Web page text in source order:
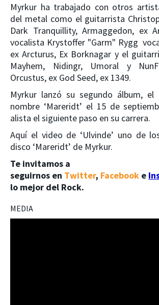
Myrkur ha trabajado con otros
del metal como el guitarrista
Dark Tranquillity, Armaggedon, ex
vocalista Krystoffer "Garm" Rygg
ex Arcturus, Ex Borknagar y el
Mayhem, Nidingr, Umoral y
Orcustus, ex God Seed, ex 1349.
Myrkur lanzó su segundo álbum, el
nombre ‘Mareridt’ el 15 de
alista el siguiente paso en su carrera.
Aquí el video de ‘Ulvinde’ uno de
disco ‘Mareridt’ de Myrkur.
Te invitamos a
seguirnos en Twitter, Facebook e
lo mejor del Rock.
MEDIA